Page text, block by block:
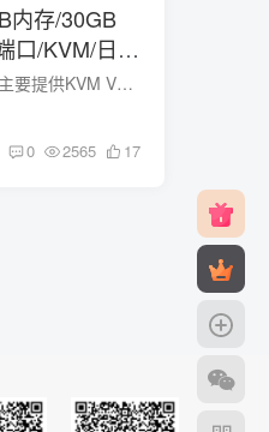
内存/30GB
口/KVM/日
牙/丹麦等
Digital-VM，2019初成立的商家，主要提供KVM VPS，分为两类，一类为大空间，限制流量，价格略低；一类配置高，价格也略高，但为10Gbit/s端口不限流量。有国内速度不错的日本、新加坡数据中心，...
0 2565 17